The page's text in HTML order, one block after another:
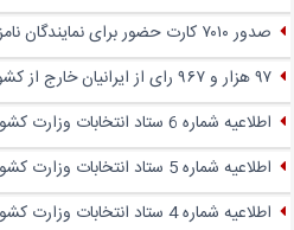
صدور ۷۰۱۰ کارت حضور برای نمایندگان نامزدها در شعب اخذ رای تهران
۹۷ هزار و ۹۶۷ رای از ایرانیان خارج از کشور در مرحله اول انتخابات اخذ شد
اطلاعیه شماره 6 ستاد انتخابات وزارت کشور اعلام شد
اطلاعیه شماره 5 ستاد انتخابات وزارت کشور اعلام شد
اطلاعیه شماره 4 ستاد انتخابات وزارت کشور اعلام شد